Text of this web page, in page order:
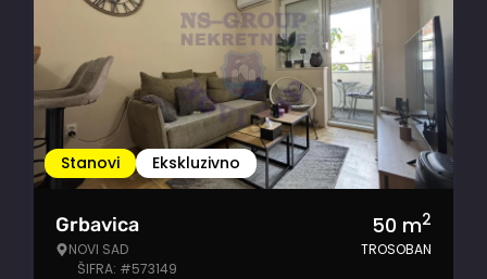
Stanovi Ekskluzivno
Grbavica
NOVI SAD
ŠIFRA: #573149
50 m2
TROSOBAN